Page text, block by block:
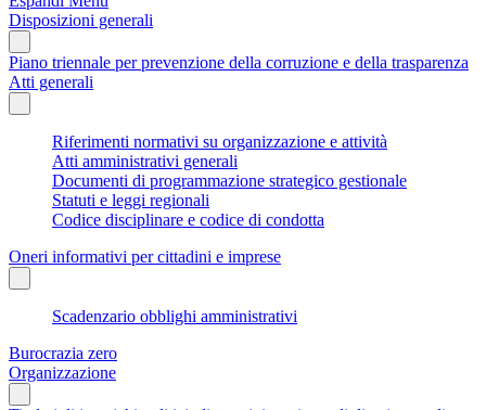
Disposizioni generali
Piano triennale per prevenzione della corruzione e della trasparenza
Atti generali
Riferimenti normativi su organizzazione e attività
Atti amministrativi generali
Documenti di programmazione strategico gestionale
Statuti e leggi regionali
Codice disciplinare e codice di condotta
Oneri informativi per cittadini e imprese
Scadenzario obblighi amministrativi
Burocrazia zero
Organizzazione